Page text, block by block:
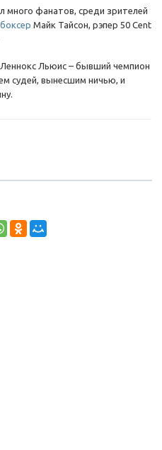
много фанатов, среди зрителей
боксер Майк Тайсон, рэпер 50 Сent
Льюис – бывший чемпион
судей, вынесшим ничью, и